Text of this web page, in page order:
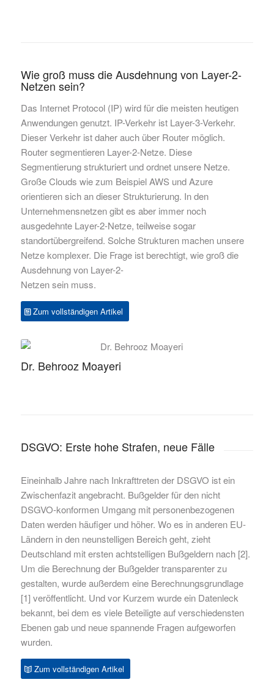
Wie groß muss die Ausdehnung von Layer-2-
Netzen sein?
Das Internet Protocol (IP) wird für die meisten heutigen
Anwendungen genutzt. IP-Verkehr ist Layer-3-Verkehr.
Dieser Verkehr ist daher auch über Router möglich.
Router segmentieren Layer-2-Netze. Diese
Segmentierung strukturiert und ordnet unsere Netze.
Große Clouds wie zum Beispiel AWS und Azure
orientieren sich an dieser Strukturierung. In den
Unternehmensnetzen gibt es aber immer noch
ausgedehnte Layer-2-Netze, teilweise sogar
standortübergreifend. Solche Strukturen machen unsere
Netze komplexer. Die Frage ist berechtigt, wie groß die
Ausdehnung von Layer-2-
Netzen sein muss.
Zum vollständigen Artikel
Dr. Behrooz Moayeri
DSGVO: Erste hohe Strafen, neue Fälle
Eineinhalb Jahre nach Inkrafttreten der DSGVO ist ein
Zwischenfazit angebracht. Bußgelder für den nicht
DSGVO-konformen Umgang mit personenbezogenen
Daten werden häufiger und höher. Wo es in anderen EU-
Ländern in den neunstelligen Bereich geht, zieht
Deutschland mit ersten achtstelligen Bußgeldern nach [2].
Um die Berechnung der Bußgelder transparenter zu
gestalten, wurde außerdem eine Berechnungsgrundlage
[1] veröffentlicht. Und vor Kurzem wurde ein Datenleck
bekannt, bei dem es viele Beteiligte auf verschiedensten
Ebenen gab und neue spannende Fragen aufgeworfen
wurden.
Zum vollständigen Artikel